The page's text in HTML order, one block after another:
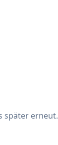
später erneut.